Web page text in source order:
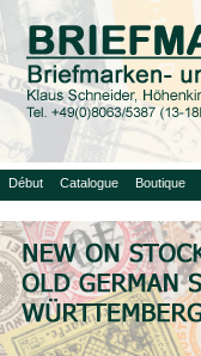
Début Catalogue Boutique